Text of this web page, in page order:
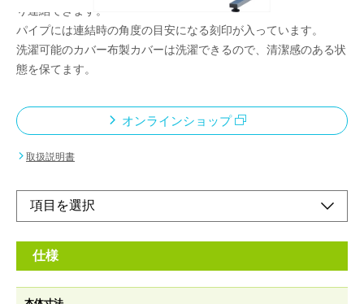
り連結できます。
パイプには連結時の角度の目安になる刻印が入っています。
洗濯可能のカバー布製カバーは洗濯できるので、清潔感のある状
態を保てます。
オンラインショップ
取扱説明書
仕様